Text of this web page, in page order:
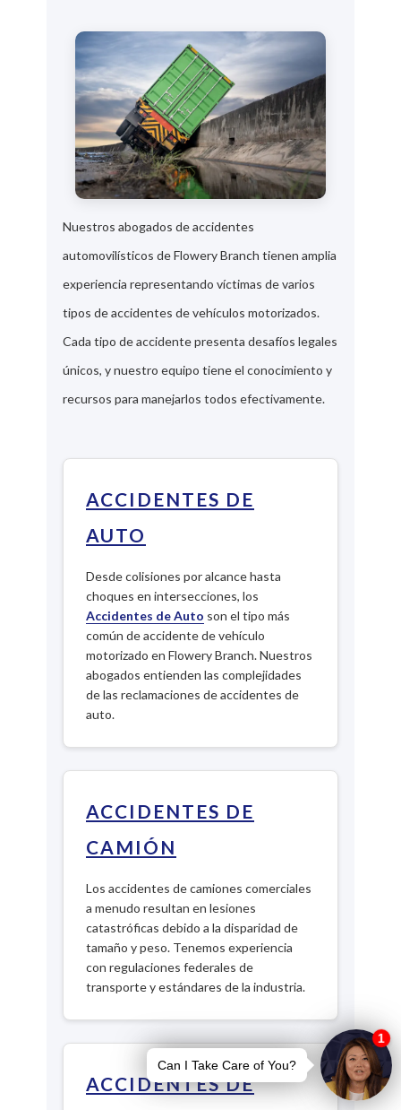
Nuestros abogados de accidentes
automovilísticos de Flowery Branch tienen amplia
experiencia representando víctimas de varios
tipos de accidentes de vehículos motorizados.
Cada tipo de accidente presenta desafíos legales
únicos, y nuestro equipo tiene el conocimiento y
recursos para manejarlos todos efectivamente.
ACCIDENTES DE
AUTO
Desde colisiones por alcance hasta
choques en intersecciones, los
Accidentes de Auto son el tipo más
común de accidente de vehículo
motorizado en Flowery Branch. Nuestros
abogados entienden las complejidades
de las reclamaciones de accidentes de
auto.
ACCIDENTES DE
CAMIÓN
Los accidentes de camiones comerciales
a menudo resultan en lesiones
catastróficas debido a la disparidad de
tamaño y peso. Tenemos experiencia
con regulaciones federales de
transporte y estándares de la industria.
ACCIDENTES DE